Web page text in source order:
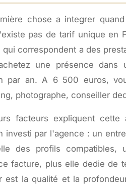
chose a integrer
pas de tarif unique en
qui correspondent a des
une présence dans
par an. A 6 500 euros,
photographe, conseiller
facteurs expliquent
investi par l'agence : un
des profils compatibles,
facture, plus elle dedie de
est la qualité et la